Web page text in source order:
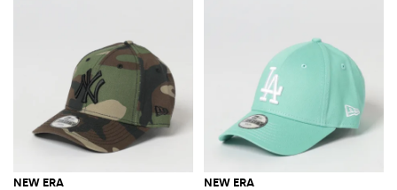
NEW ERA NEW ERA